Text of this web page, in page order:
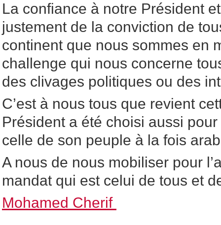
La confiance à notre Président
justement de la conviction de
continent que nous sommes en
challenge qui nous concerne
des clivages politiques ou des
C’est à nous tous que revient
Président a été choisi aussi
celle de son peuple à la fois
A nous de nous mobiliser pour
mandat qui est celui de tous et
Mohamed Cherif